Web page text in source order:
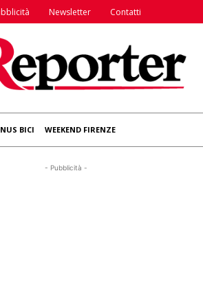
Newsletter Contatti
BICI WEEKEND FIRENZE
- Pubblicità -